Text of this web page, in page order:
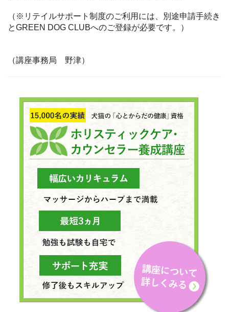
（※リテイルサポート制度のご利用には、別途申請手続き
とGREEN DOG CLUBへのご登録が必要です。）
（講座事務局 野津）